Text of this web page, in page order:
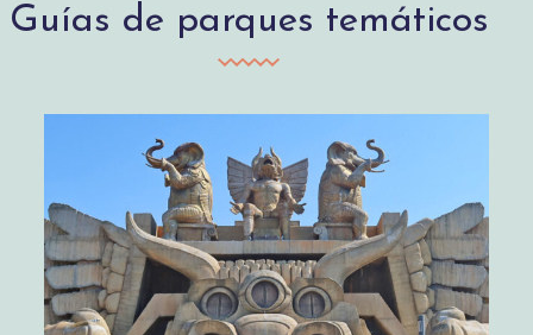
Guías de parques temáticos